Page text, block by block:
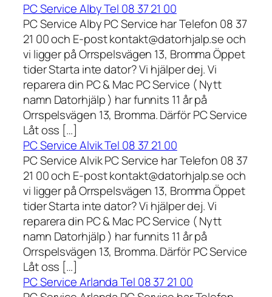
PC Service Alby Tel 08 37 21 00
PC Service Alby PC Service har Telefon 08 37
21 00 och E-post kontakt@datorhjalp.se och
vi ligger på Orrspelsvägen 13, Bromma Öppet
tider Starta inte dator? Vi hjälper dej. Vi
reparera din PC & Mac PC Service ( Nytt
namn Datorhjälp ) har funnits 11 år på
Orrspelsvägen 13, Bromma. Därför PC Service
Låt oss […]
PC Service Alvik Tel 08 37 21 00
PC Service Alvik PC Service har Telefon 08 37
21 00 och E-post kontakt@datorhjalp.se och
vi ligger på Orrspelsvägen 13, Bromma Öppet
tider Starta inte dator? Vi hjälper dej. Vi
reparera din PC & Mac PC Service ( Nytt
namn Datorhjälp ) har funnits 11 år på
Orrspelsvägen 13, Bromma. Därför PC Service
Låt oss […]
PC Service Arlanda Tel 08 37 21 00